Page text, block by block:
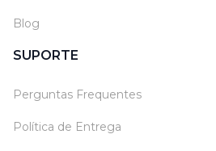
Blog
SUPORTE
Perguntas Frequentes
Política de Entrega